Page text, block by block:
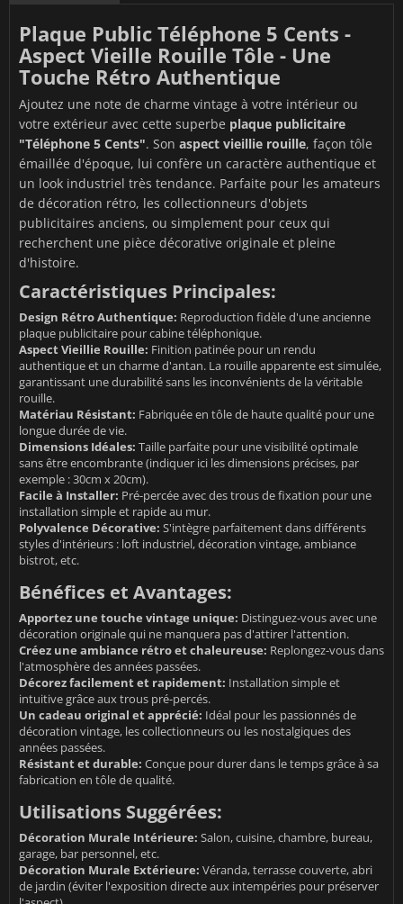
Plaque Public Téléphone 5 Cents -
Aspect Vieille Rouille Tôle - Une
Touche Rétro Authentique
Ajoutez une note de charme vintage à votre intérieur ou
votre extérieur avec cette superbe plaque publicitaire
"Téléphone 5 Cents". Son aspect vieillie rouille, façon tôle
émaillée d'époque, lui confère un caractère authentique et
un look industriel très tendance. Parfaite pour les amateurs
de décoration rétro, les collectionneurs d'objets
publicitaires anciens, ou simplement pour ceux qui
recherchent une pièce décorative originale et pleine
d'histoire.
Caractéristiques Principales:
Design Rétro Authentique: Reproduction fidèle d'une ancienne
plaque publicitaire pour cabine téléphonique.
Aspect Vieillie Rouille: Finition patinée pour un rendu
authentique et un charme d'antan. La rouille apparente est simulée,
garantissant une durabilité sans les inconvénients de la véritable
rouille.
Matériau Résistant: Fabriquée en tôle de haute qualité pour une
longue durée de vie.
Dimensions Idéales: Taille parfaite pour une visibilité optimale
sans être encombrante (indiquer ici les dimensions précises, par
exemple : 30cm x 20cm).
Facile à Installer: Pré-percée avec des trous de fixation pour une
installation simple et rapide au mur.
Polyvalence Décorative: S'intègre parfaitement dans différents
styles d'intérieurs : loft industriel, décoration vintage, ambiance
bistrot, etc.
Bénéfices et Avantages:
Apportez une touche vintage unique: Distinguez-vous avec une
décoration originale qui ne manquera pas d'attirer l'attention.
Créez une ambiance rétro et chaleureuse: Replongez-vous dans
l'atmosphère des années passées.
Décorez facilement et rapidement: Installation simple et
intuitive grâce aux trous pré-percés.
Un cadeau original et apprécié: Idéal pour les passionnés de
décoration vintage, les collectionneurs ou les nostalgiques des
années passées.
Résistant et durable: Conçue pour durer dans le temps grâce à sa
fabrication en tôle de qualité.
Utilisations Suggérées:
Décoration Murale Intérieure: Salon, cuisine, chambre, bureau,
garage, bar personnel, etc.
Décoration Murale Extérieure: Véranda, terrasse couverte, abri
de jardin (éviter l'exposition directe aux intempéries pour préserver